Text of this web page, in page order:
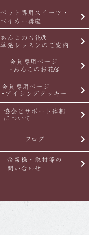
ペット専用スイーツ・
ベイカー講座
あんこのお花®
単発レッスンのご案内
会員専用ページ
-あんこのお花®
会員専用ページ
-アイシングクッキー
協会とサポート体制
について
ブログ
企業様・取材等の
問い合わせ